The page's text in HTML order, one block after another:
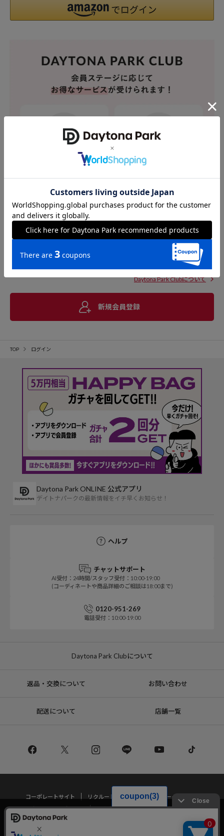
Daytona Park Clubについて
新規会員登録
TOP ログイン
Daytona Park ONLINE 公式アプリ
デイトナパークの最新情報をイチ早くお知らせ！
ヘルプ
チャットサポート
AI受付：24時間/スタッフ受付：10:00-19:00
(コーディネートや商品詳細のご相談は18:00まで)
0120-951-269
電話受付：10:00-19:00
Daytona Park Clubについて
返品・交換について お問い合わせ
配送について 店舗一覧
コーポレートサイト リクルート
サステナブルマークについて
プライバシーポリシー
特定商取引法・古物営業法に基づく表記
当サイトでは利用体験の向上およびコンテンツの最適な提供、トラフィック
の分析を目的としてCookieを使用しています。